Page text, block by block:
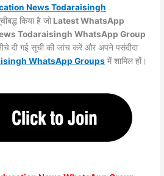
News Todaraisingh
किया है जो Latest WhatsApp
Todaraisingh WhatsApp Group
दी गई सूची की जांच करें और अपने पसंदीदा
WhatsAppGroups में शामिल हों।